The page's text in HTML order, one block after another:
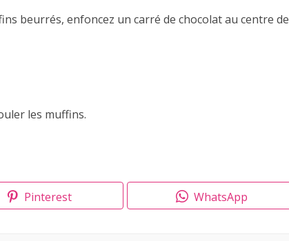
beurrés, enfoncez un carré de chocolat au centre de
les muffins.
Pinterest WhatsApp